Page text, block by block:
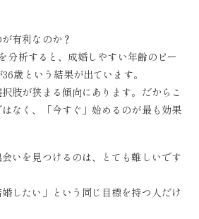
有利なのか？
分析すると、成婚しやすい年齢のピー
歳という結果が出ています。
肢が狭まる傾向にあります。だからこ
なく、「今すぐ」始めるのが最も効果
いを見つけるのは、とても難しいです
したい」という同じ目標を持つ人だけ